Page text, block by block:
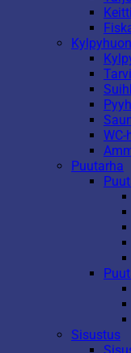
Puutarha
Sisustus